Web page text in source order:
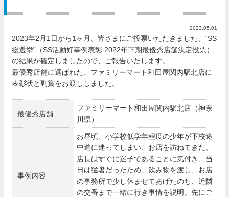
2023.05.01
2023年2月1日から1ヶ月、皆さまにご投票いただきました、“SS
総選挙”（SS活動好事例表彰 2022年下期最優秀店舗決定投票）
の結果が確定しましたので、ご報告いたします。
最優秀店舗に選ばれた、ファミリーマート和田屋関内駅北店に
表彰状と副賞をお渡ししました。
最優秀店舗
ファミリーマート和田屋関内駅北店（神奈
川県）
事例内容
お昼頃、小学校低学年程度の少年が下校途
中道に迷ってしまい、お店を訪ねてきた。
店長はすぐに迷子であることに気付き、当
日は猛暑だったため、飲み物を渡し、お店
の事務所で少し休ませてあげたのち、近隣
の交番まで一緒に行き事情を説明。先にご